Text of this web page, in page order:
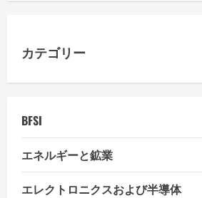
a
o
n
カテゴリー
BFSI
エネルギーと鉱業
エレクトロニクスおよび半導体